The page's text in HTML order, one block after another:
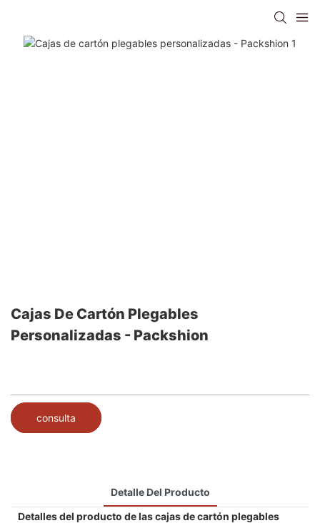
Cajas De Cartón Plegables
Personalizadas - Packshion
consulta
Detalle Del Producto
Detalles del producto de las cajas de cartón plegables